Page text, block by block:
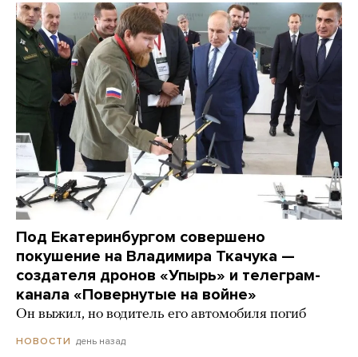
Под Екатеринбургом совершено
покушение на Владимира Ткачука —
создателя дронов «Упырь» и телеграм-
канала «Повернутые на войне»
Он выжил, но водитель его автомобиля погиб
НОВОСТИ день назад